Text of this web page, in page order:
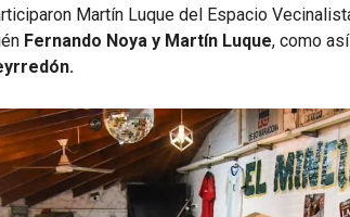
Martín Luque del Espacio
Fernando Noya y Martín Luque, como